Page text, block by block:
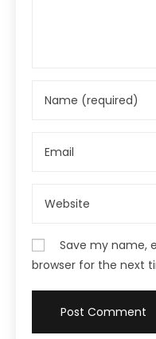
Save my name,
browser for the next